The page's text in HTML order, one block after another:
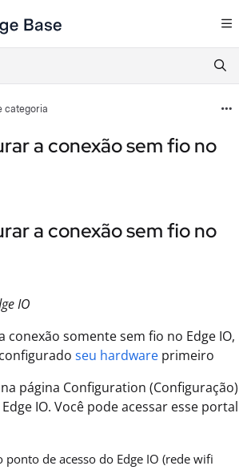
index at:
pages before exploring further.
categoria
a conexão sem fio no
a conexão sem fio no
IO
conexão somente sem fio no Edge IO,
seu hardware primeiro
página Configuration (Configuração)
IO. Você pode acessar esse portal
ponto de acesso do Edge IO (rede wifi